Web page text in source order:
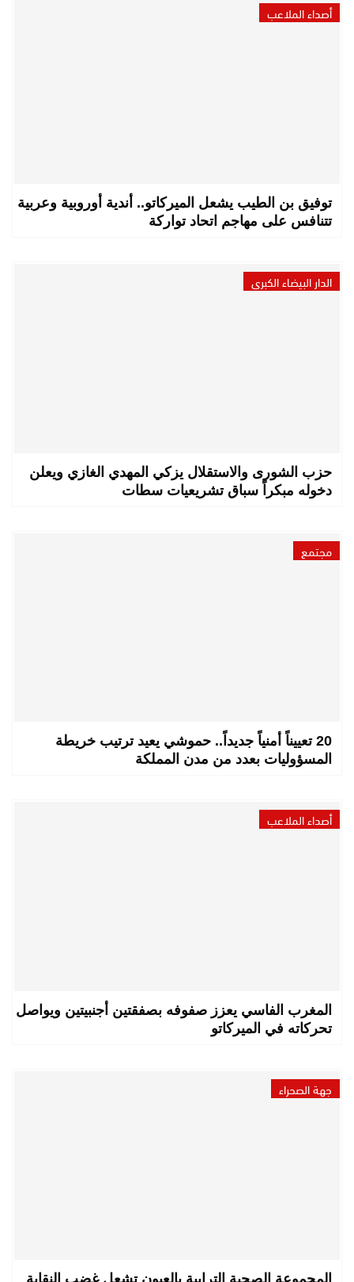
أصداء الملاعب
توفيق بن الطيب يشعل الميركاتو.. أندية أوروبية وعربية
تتنافس على مهاجم اتحاد تواركة
الدار البيضاء الكبرى
حزب الشورى والاستقلال يزكي المهدي الغازي ويعلن
دخوله مبكراً سباق تشريعيات سطات
مجتمع
20 تعييناً أمنياً جديداً.. حموشي يعيد ترتيب خريطة
المسؤوليات بعدد من مدن المملكة
أصداء الملاعب
المغرب الفاسي يعزز صفوفه بصفقتين أجنبيتين ويواصل
تحركاته في الميركاتو
جهة الصحراء